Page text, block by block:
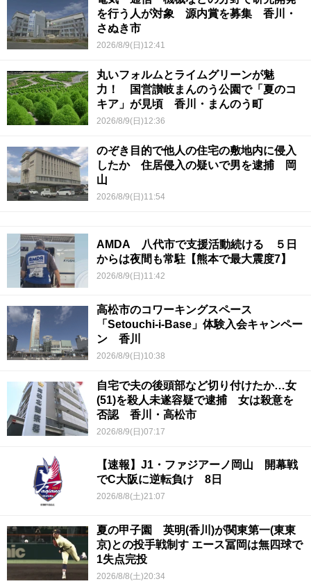
を行う人が対象 源内賞を募集 香川・
さぬき市
2026/8/9(日)12:41
丸いフォルムとライムグリーンが魅
力！ 国営讃岐まんのう公園で「夏のコ
キア」が見頃 香川・まんのう町
2026/8/9(日)12:36
のぞき目的で他人の住宅の敷地内に侵入
したか 住居侵入の疑いで男を逮捕 岡
山
2026/8/9(日)11:54
AMDA 八代市で支援活動続ける ５日
からは夜間も常駐【熊本で最大震度7】
2026/8/9(日)11:42
高松市のコワーキングスペース
「Setouchi-i-Base」体験入会キャンペー
ン 香川
2026/8/9(日)10:38
自宅で夫の後頭部など切り付けたか…女
(51)を殺人未遂容疑で逮捕 女は殺意を
否認 香川・高松市
2026/8/9(日)07:17
【速報】J1・ファジアーノ岡山 開幕戦
でC大阪に逆転負け 8日
2026/8/8(土)21:07
夏の甲子園 英明(香川)が関東第一(東東
京)との投手戦制す エース冨岡は無四球で
1失点完投
2026/8/8(土)20:34